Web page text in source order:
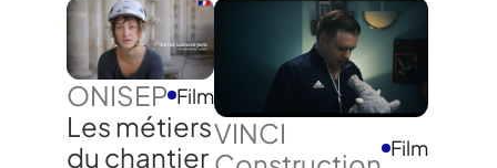
ONISEP Film
Les métiers
du chantier
VINCI
Film